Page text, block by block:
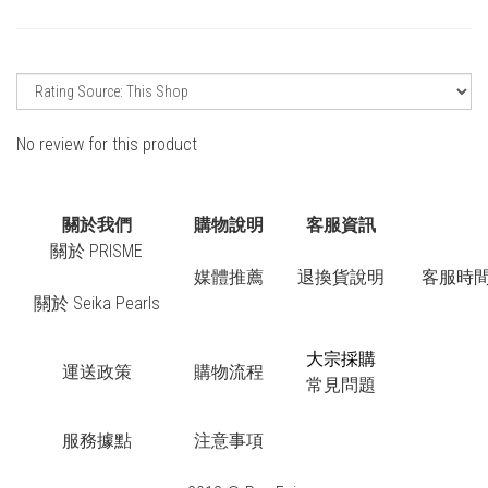
No review for this product
關於我們 購物說明
客服資訊
關於 PRISME
關於 Seika Pearls
媒體推薦 退換貨說明 客服時
運送政策 購物流程
大宗採購
常見問題
服務據點 注意事項